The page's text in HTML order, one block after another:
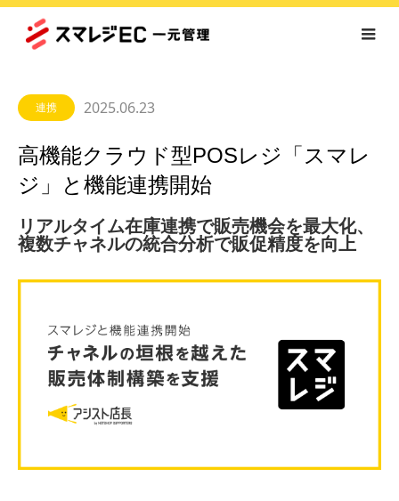
連携 2025.06.23
高機能クラウド型POSレジ「スマレ
ジ」と機能連携開始
リアルタイム在庫連携で販売機会を最大化、
複数チャネルの統合分析で販促精度を向上